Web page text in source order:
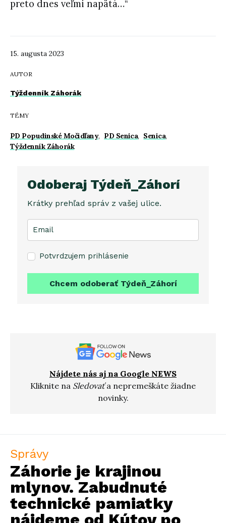
15. augusta 2023
AUTOR
Týždenník Záhorák
TÉMY
PD Popudinské Močidľany, PD Senica, Senica,
Týždenník Záhorák
preto dnes veľmi napätá…“
Odoberaj Týdeň_Záhorí
Krátky prehľad správ z vašej ulice.
Potvrdzujem prihlásenie
Chcem odoberať Týdeň_Záhorí
Nájdete nás aj na Google NEWS
Kliknite na Sledovaťa nepremeškáte žiadne
novinky.
Správy
Záhorie je krajinou
mlynov. Zabudnuté
technické pamiatky